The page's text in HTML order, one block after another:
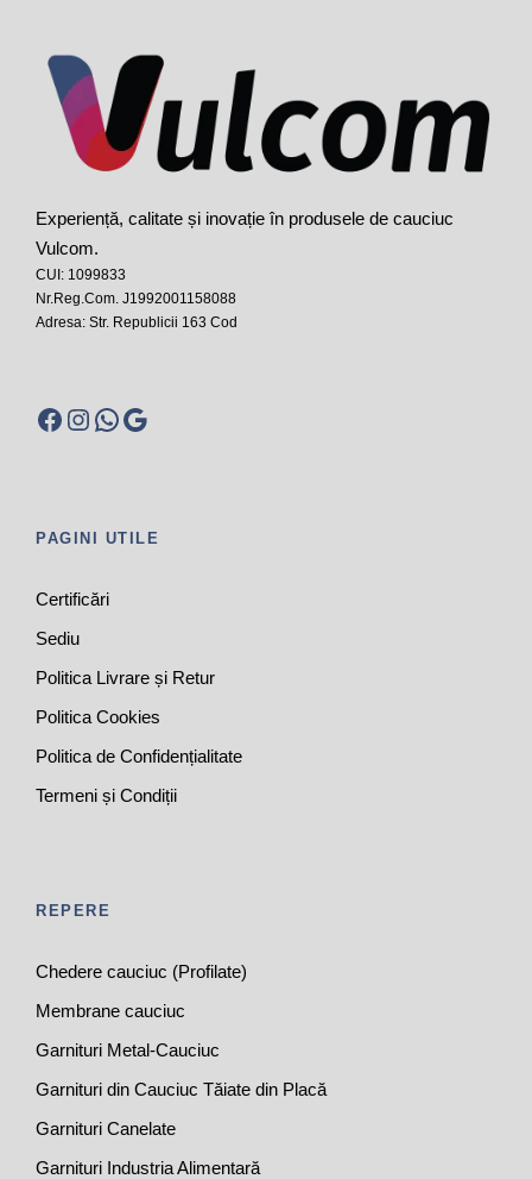
Experiență, calitate și inovație în produsele de cauciuc
Vulcom.
CUI: 1099833
Nr.Reg.Com. J1992001158088
Adresa: Str. Republicii 163 Cod
Facebook Instagram WhatsApp Google
PAGINI UTILE
Certificări
Sediu
Politica Livrare și Retur
Politica Cookies
Politica de Confidențialitate
Termeni și Condiții
REPERE
Chedere cauciuc (Profilate)
Membrane cauciuc
Garnituri Metal-Cauciuc
Garnituri din Cauciuc Tăiate din Placă
Garnituri Canelate
Garnituri Industria Alimentară